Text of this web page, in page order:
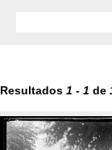
Resultados 1 - 1 de